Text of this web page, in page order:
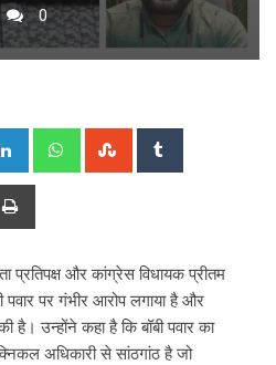
0
LinkedIn WhatsappStumbleUpon
प्रतिपक्ष और कांग्रेस विधायक प्रीतम
पवार पर गंभीर आरोप लगाया है और
है। उन्होंने कहा है कि बॉबी पवार का
अधिकारी से सांठगांठ है जो